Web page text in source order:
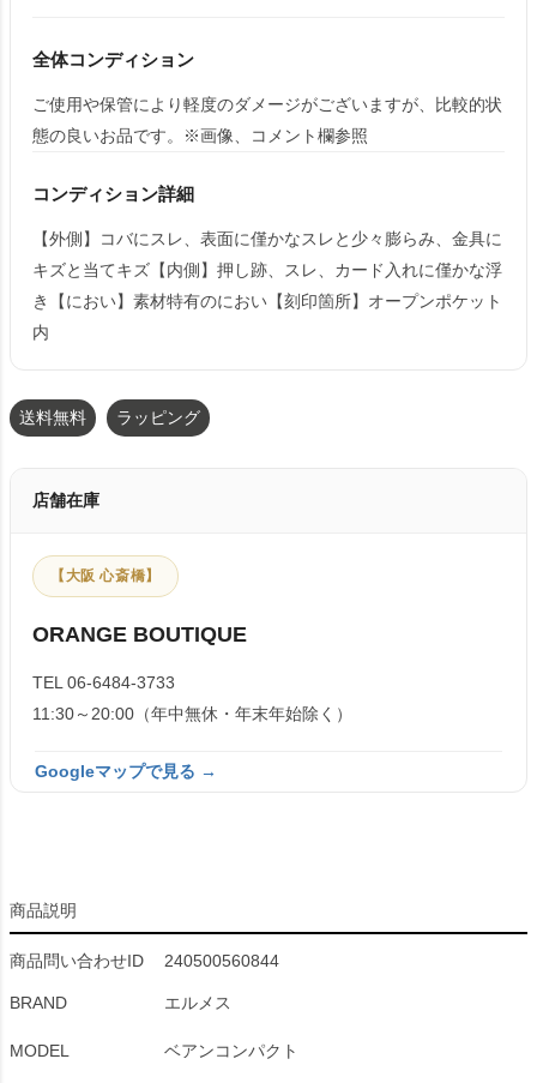
全体コンディション
ご使用や保管により軽度のダメージがございますが、比較的状
態の良いお品です。※画像、コメント欄参照
コンディション詳細
【外側】コバにスレ、表面に僅かなスレと少々膨らみ、金具に
キズと当てキズ【内側】押し跡、スレ、カード入れに僅かな浮
き【におい】素材特有のにおい【刻印箇所】オープンポケット
内
送料無料 ラッピング
店舗在庫
【大阪 心斎橋】
ORANGE BOUTIQUE
TEL 06-6484-3733
11:30～20:00（年中無休・年末年始除く）
Googleマップで見る →
商品説明
商品問い合わせID 240500560844
BRAND エルメス
MODEL ベアンコンパクト